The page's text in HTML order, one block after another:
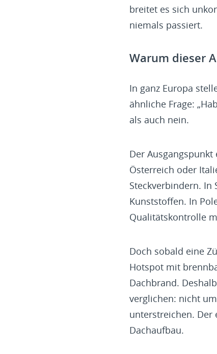
breitet es sich
niemals passiert.
Warum dieser
In ganz Europa
ähnliche Frage:
als auch nein.
Der
Österreich oder
Steckverbindern. In
Kunststoffen. In
Qualitätskontrolle
Doch sobald eine
Hotspot mit
Dachbrand.
verglichen: nicht
unterstreichen. Der
Dachaufbau.